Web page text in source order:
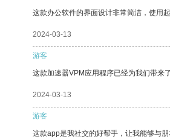
这款办公软件的界面设计非常简洁，使用
2024-03-13
游客
这款加速器VPM应用程序已经为我们带来
2024-03-13
游客
这款app是我社交的好帮手，让我能够与朋